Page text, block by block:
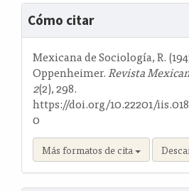
Detalles
del
artículo
Cómo citar
Mexicana de Sociología, R.
Oppenheimer.Revista
2(2), 298.
https://doi.org/10.22201/
0
Más formatos de cita